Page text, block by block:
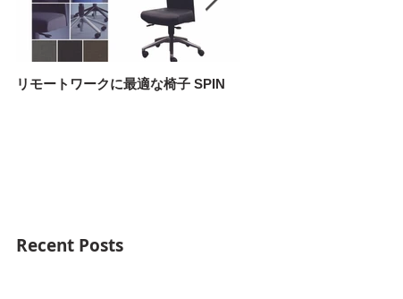
リモートワークに最適な椅子 SPIN
Recent Posts